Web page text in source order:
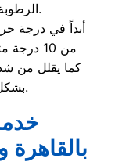
الرطوبة قل عمر الشاشة الإفتراضي.
من 10
Brightness بشكل واضح تماماً.